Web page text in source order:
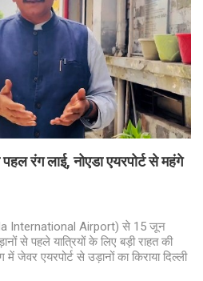
रंग लाई, नोएडा एयरपोर्ट से महंगे
International Airport) से 15 जून
से पहले यात्रियों के लिए बड़ी राहत की
एयरपोर्ट से उड़ानों का किराया दिल्ली